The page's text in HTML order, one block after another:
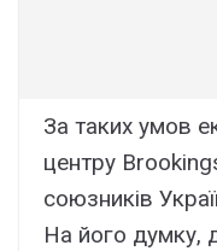
За таких умов
центру
союзників
На його думку,